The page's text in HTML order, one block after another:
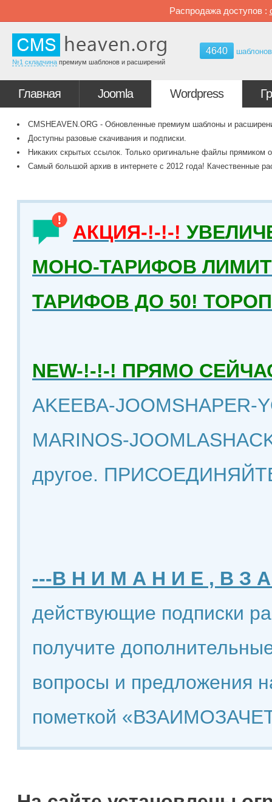
Распродажа доступов :
№1 складчина премиум шаблонов и расширений
4640 шаблонов
Главная Joomla Wordpress
CMSHEAVEN.ORG - Обновленные премиум шаблоны и
Доступны разовые скачивания и подписки.
Никаких скрытых ссылок. Только оригинальне файлы прямиком
Самый большой архив в интернете с 2012 года! Качественные
АКЦИЯ-!-!-!
МОНО-ТАРИФОВ
ТАРИФОВ ДО 50!
NEW-!-!-! ПРЯМО
AKEEBA-JOOMSHAPER-
MARINOS-
другое.
---В Н И М А Н И Е , В З
действующие подписки
получите
вопросы и предложения
пометкой